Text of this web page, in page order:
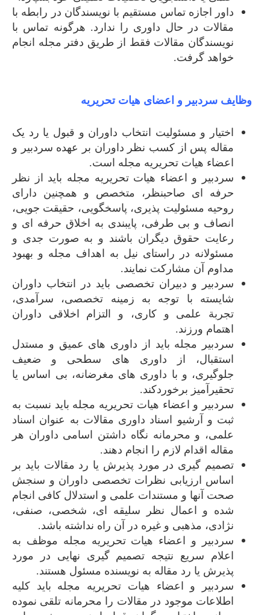
داور اجازه تماس مستقیم با نویسندگان در رابطه با
مقالات در حال داوری را ندارد. هرگونه تماس با
نویسندگان مقالات فقط از طریق دفتر مجله انجام
خواهد گرفت.
وظایف سردبیر و اعضای هیات تحریریه
اختیار و مسئولیت انتخاب داوران و قبول یا رد یک
مقاله پس از کسب نظر داوران بر عهده سردبیر و
اعضاء هیات تحریریه مجله است.
سردبیر و اعضاء هیات تحریریه مجله باید از نظر
حرفه ای صاحبنظر، متخصص و همچنین دارای
روحیه مسئولیت پذیری، پاسخگویی، حقیقت جویی،
انصاف و بی طرفی، پایبندی به اخلاق حرفه ای و
رعایت حقوق دیگران باشند و به صورت جدی و
مسئولانه در راستای نیل به اهداف مجله و بهبود
مداوم آن مشارکت نمایند.
سردبیر و دبیران تخصصی باید در انتخاب داوران
شایسته با توجه به زمینه تخصصی، سرآمدی،
تجربة علمی و کاری، و التزام اخلاقی داوران
اهتمام ورزند.
سردبیر مجله باید از داوری های عمیق و مستدل
استقبال، از داوری های سطحی و ضعیف
جلوگیری، و با داوری های مغرضانه، بی اساس یا
تحقیرآمیز برخوردکند.
سردبیر و اعضاء هیات تحریریه مجله باید نسبت به
ثبت و آرشیو اسناد داوری مقالات به عنوان اسناد
علمی، و محرمانه نگاه داشتن اسامی داوران هر
مقاله اقدام لازم را انجام دهند.
تصمیم گیری در مورد پذیرش یا رد مقالات باید بر
اساس ارزیابی نظرات تخصصی داوران و سنجش
صحت آنها و مستندات علمی و استدلال کافی انجام
شده و اعمال نظر سلیقه ای، شخصی، صنفی،
نژادی، مذهبی و غیره در آن راه نداشته باشد.
سردبیر و اعضاء هیات تحریریه مجله موظف به
اعلام سریع نتیجه تصمیم گیری نهایی در مورد
پذیرش یا رد مقاله به نویسنده مسئول هستند.
سردبیر و اعضاء هیات تحریریه مجله باید کلیه
اطلاعات موجود در مقالات را محرمانه تلقی نموده